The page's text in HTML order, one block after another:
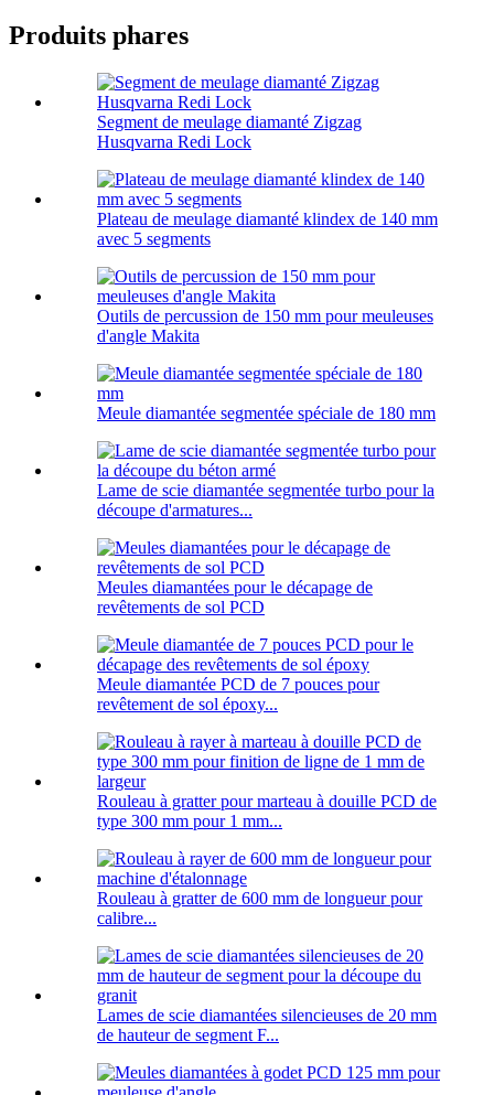
Produits phares
Segment de meulage diamanté Zigzag
Husqvarna Redi Lock
Plateau de meulage diamanté klindex de 140 mm
avec 5 segments
Outils de percussion de 150 mm pour meuleuses
d'angle Makita
Meule diamantée segmentée spéciale de 180 mm
Lame de scie diamantée segmentée turbo pour la
découpe d'armatures...
Meules diamantées pour le décapage de
revêtements de sol PCD
Meule diamantée PCD de 7 pouces pour
revêtement de sol époxy...
Rouleau à gratter pour marteau à douille PCD de
type 300 mm pour 1 mm...
Rouleau à gratter de 600 mm de longueur pour
calibre...
Lames de scie diamantées silencieuses de 20 mm
de hauteur de segment F...